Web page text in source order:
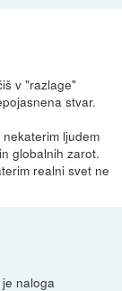
v "razlage"
stvar.
ljudem
globalnih zarot.
realni svet ne
naloga